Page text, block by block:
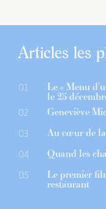
Articles les
01 Le « Menu
le 25
02 Geneviève
03 Au cœur de
04 Quand les
05 Le premier
restaurant